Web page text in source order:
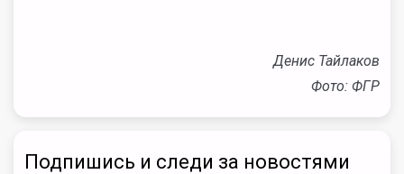
Денис Тайлаков
Фото: ФГР
Подпишись и следи за новостями